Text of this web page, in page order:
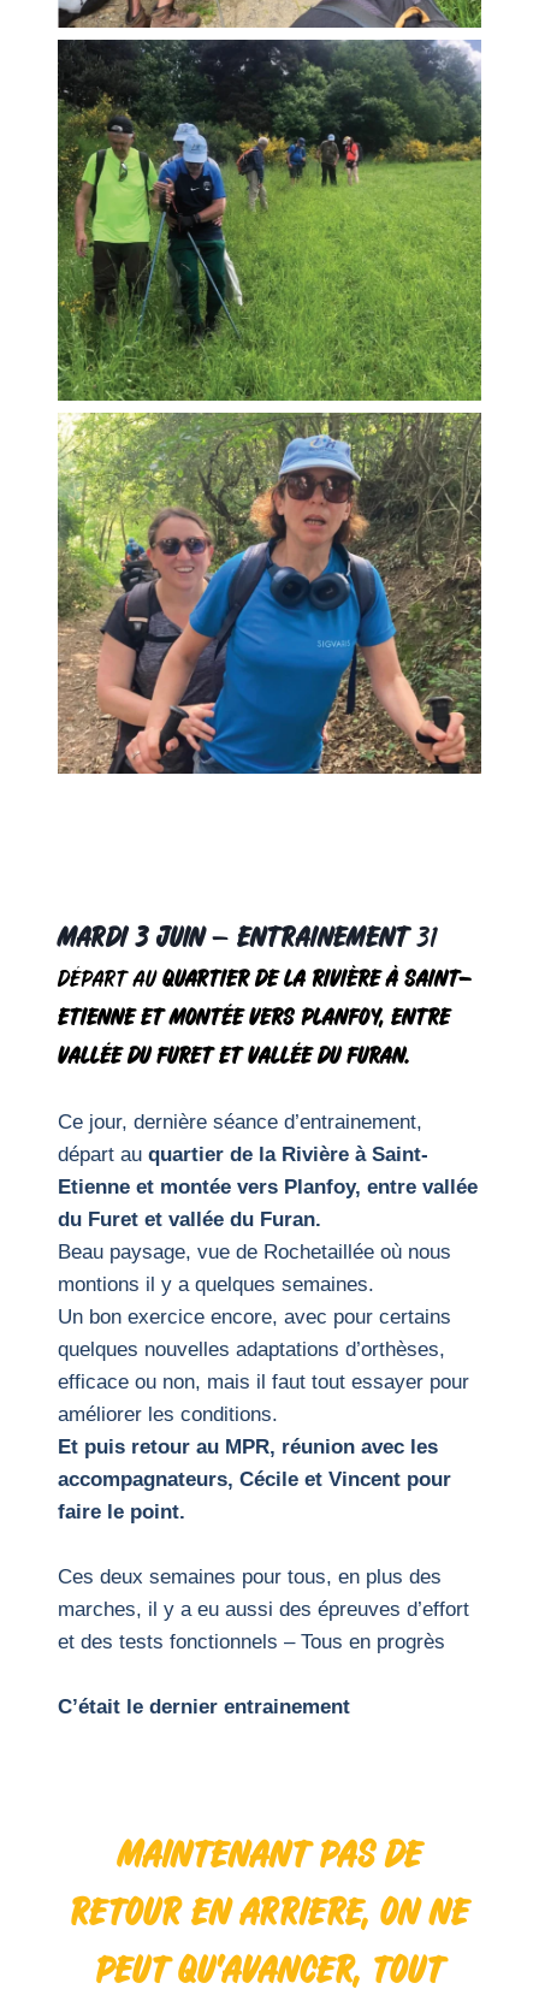
Mardi 3 JUIN– Entrainement31
Départ auquartier de la Rivière à Saint-
Etienne et montée vers Planfoy, entre
vallée du Furet et vallée du Furan.
Ce jour, dernière séance d’entrainement,
départ au quartier de la Rivière à Saint-
Etienne et montée vers Planfoy, entre vallée
du Furet et vallée du Furan.
Beau paysage, vue de Rochetaillée où nous
montions il y a quelques semaines.
Un bon exercice encore, avec pour certains
quelques nouvelles adaptations d’orthèses,
efficace ou non, mais il faut tout essayer pour
améliorer les conditions.
Et puis retour au MPR, réunion avec les
accompagnateurs, Cécile et Vincent pour
faire le point.
Ces deux semaines pour tous, en plus des
marches, il y a eu aussi des épreuves d’effort
et des tests fonctionnels – Tous en progrès
C’était le dernier entrainement
MAINTENANT PAS DE
RETOUR EN ARRIERE, ON NE
PEUT QU’AVANCER, TOUT